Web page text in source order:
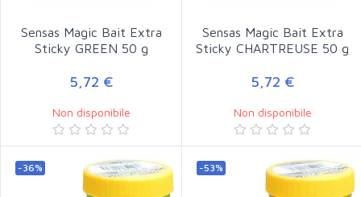
Sensas Magic Bait Extra
Sticky GREEN 50 g
5,72 €
Non disponibile
Sensas Magic Bait Extra
Sticky CHARTREUSE 50 g
5,72 €
Non disponibile
-36% -53%